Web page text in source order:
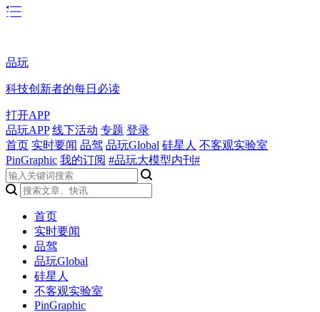
品玩
科技创新者的每日必读
打开APP
品玩APP 线下活动 专题 登录
首页 实时要闻 品驾 品玩Global 硅星人 不客观实验室
PinGraphic 我的订阅 #品玩大模型内刊#
首页
实时要闻
品驾
品玩Global
硅星人
不客观实验室
PinGraphic